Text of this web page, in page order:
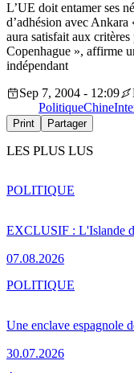
L’UE doit entamer ses
d’adhésion avec Ankara
aura satisfait aux
Copenhague », affirme
indépendant
Sep 7, 2004 - 12:09
PolitiqueChine
Print Partager
LES PLUS LUS
EXCLUSIF : L'Islande
07.08.2026
POLITIQUE
Une enclave espagnole
30.07.2026
POLITIQUE